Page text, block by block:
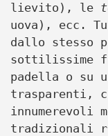
lievito), le
uova), ecc.
dallo stesso
sottilissime
padella o su
trasparenti,
innumerevoli
tradizionali